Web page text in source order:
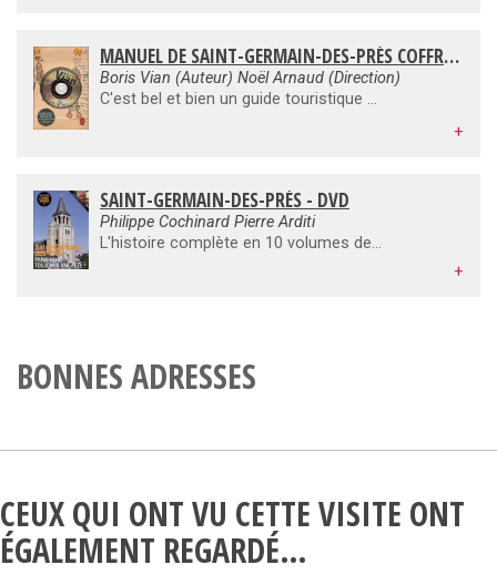
MANUEL DE SAINT-GERMAIN-DES-PRÈS COFFRET AVEC UN CD AUDIO (ROMAN)
Boris Vian (Auteur) Noël Arnaud (Direction)
C'est bel et bien un guide touristique que devait initialement composer l'auteur de L'Ecume des jours. En 1950, il remania son texte, lui donnant un ton plus personnel, fait de sérieux et de bouffonnerie, de fantaisie et de poésie mêlés. Le Saint-Germain-des-Prés des années 1950 y est décrit avec brio et légèreté par l'une de ses plus étincelantes figures. Le Flore, le Tabou, la Rhumerie ; les personnalités, de Jean-Paul Sartre à Claude Luter, de Simone Signoret à Mireille ; le bouillonnement artistique et intellectuel, les courants novateurs de la littérature, de la chanson, du théâtre et du jazz bien sûr. Sans en avoir l'air, Boris Vian nous laisse un document exceptionnel sur une époque qui n'a pas fini de susciter des nostalgies.
+
SAINT-GERMAIN-DES-PRÉS - DVD
Philippe Cochinard Pierre Arditi
L'histoire complète en 10 volumes des quartiers les plus mythiques de la capitale, sous un angle original et riche en documents d'archives inédits. Entre Saint-Germain-des-Prés le pieux qui nait en 558, avec la fondation de l'abbaye Sainte-Croix et Saint-Vincent, et Saint-Germain-des-Prés le sérieux, siège des institutions comme l'Académie de médecine ou l'Académie des beaux-arts, vous découvrirez Saint-Germain-des-Prés le fameux et son cortège de célébrités, mais aussi Saint-Germain-des-Prés le joyeux attirant les âmes en quête de musique et de fête dans les clubs de Jazz de l'après-guerre. Riche en documents de la Gaumont Pathé Archives et superbement raconté par Pierre Arditi, ce deuxième opus de la collection vous propose de devenir, le temps d'un film, non pas un simple promeneur mais un voyageur de l'éternité
+
BONNES ADRESSES
CEUX QUI ONT VU CETTE VISITE ONT
ÉGALEMENT REGARDÉ…